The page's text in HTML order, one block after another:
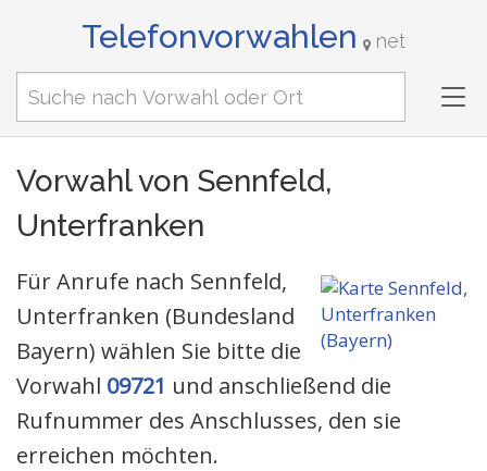
Telefonvorwahlen net
Vorwahl von Sennfeld,
Unterfranken
Für Anrufe nach Sennfeld,
Unterfranken (Bundesland
Bayern) wählen Sie bitte die
Vorwahl 09721 und anschließend die
Rufnummer des Anschlusses, den sie
erreichen möchten.